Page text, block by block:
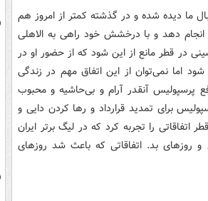
ما دیده شده و در گذشته کمتر از امروز هم
دهد و با درخشش خود راهی به الاهلی
در قطر مانع از این شود که از حضور او در
اما نمی‌توان از این اتفاق مهم در زندگی
پرسپولیس آنقدر آرام و بی‌حاشیه و محبوب
برای تمدید قرارداد و رها کردن دایی و
اتفاقاتی را تجربه کرد که در لیگ برتر ایران
و روزهای بد. اتفاقاتی که باعث شد روزهای